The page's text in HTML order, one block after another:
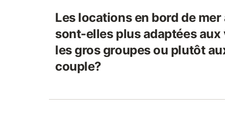
Les locations en bord de mer
sont-elles plus adaptées
les gros groupes ou plutôt
couple?